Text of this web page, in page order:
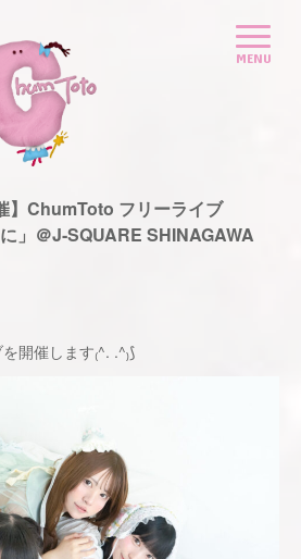
】ChumToto フリーライブ
」＠J‐SQUARE SHINAGAWA
開催します₍^. .^₎⟆